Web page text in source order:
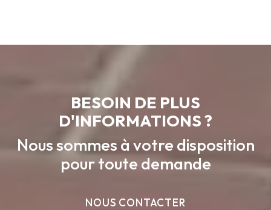
BESOIN DE PLUS
D'INFORMATIONS ?
Nous sommes à votre disposition
pour toute demande
NOUS CONTACTER